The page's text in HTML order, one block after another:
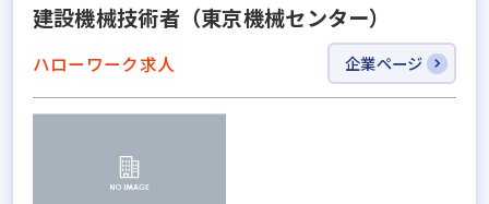
建設機械技術者（東京機械センター）
ハローワーク求人 企業ページ